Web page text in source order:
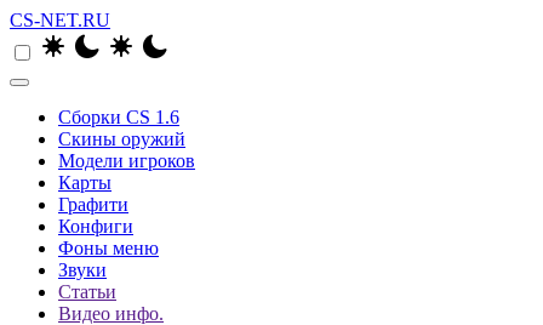
CS-NET.RU
Сборки CS 1.6
Скины оружий
Модели игроков
Карты
Графити
Конфиги
Фоны меню
Звуки
Статьи
Видео инфо.